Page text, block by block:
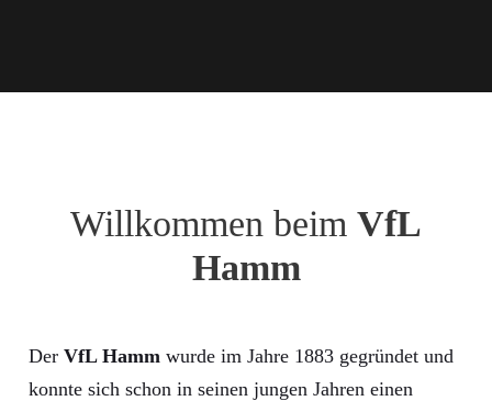
Willkommen beim VfL
Hamm
Der VfL Hamm wurde im Jahre 1883 gegründet und
konnte sich schon in seinen jungen Jahren einen